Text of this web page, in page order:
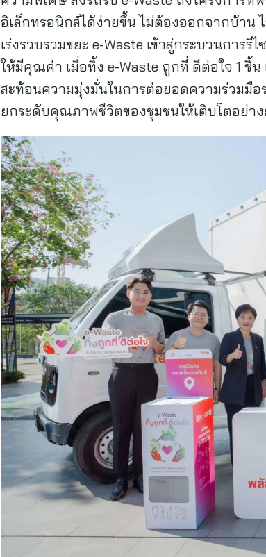
อิเล็กทรอนิกส์ได้ง่ายขึ้น ไม่ต้องออกจากบ้าน
เร่งรวบรวมขยะ e-Waste เข้าสู่กระบวนการ
ให้มีคุณค่า เมื่อทิ้ง e-Waste ถูกที่ ดีต่อใจ 1 ชิ้น
สะท้อนความมุ่งมั่นในการต่อยอดความร่วมมือ
ยกระดับคุณภาพชีวิตของชุมชนให้เติบโตอย่า